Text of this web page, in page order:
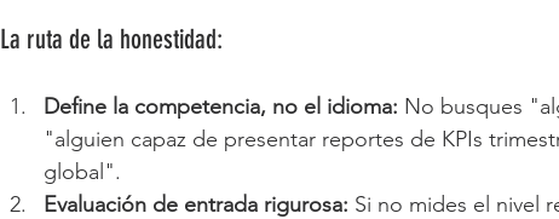
La ruta de la honestidad:
Define la competencia, no el idioma: No busques
"alguien capaz de presentar reportes de KPIs
global".
Evaluación de entrada rigurosa: Si no mides el nivel